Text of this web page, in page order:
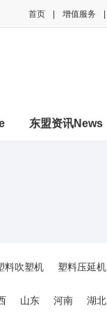
增值服务
首页
东盟资讯News
料吹塑机 塑料压延机
山东 河南 湖北